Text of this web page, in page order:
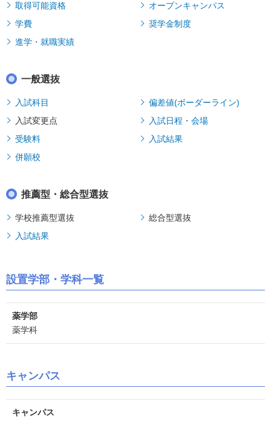
取得可能資格
オープンキャンパス
学費
奨学金制度
進学・就職実績
一般選抜
入試科目
偏差値(ボーダーライン)
入試変更点
入試日程・会場
受験料
入試結果
併願校
推薦型・総合型選抜
学校推薦型選抜
総合型選抜
入試結果
設置学部・学科一覧
薬学部
薬学科
キャンパス
キャンパス